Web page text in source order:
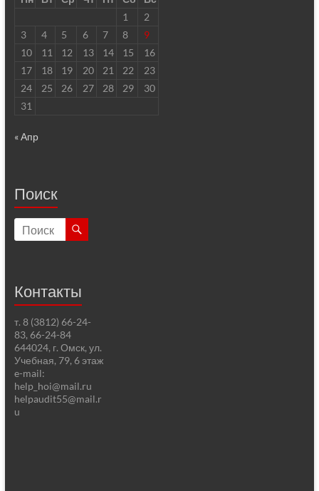
1
2
3
4 5 6 7 8
9
10
11 12 13 14 15
16
17
18 19 20 21 22
23
24
25 26 27 28 29
30
31
« Апр
Поиск
Контакты
т. 8 (3812) 66-24-
83, 66-24-84
644024, г. Омск, ул.
Учебная, 79, 6 этаж
e-mail:
help_hoi@mail.ru
helpaudit55@mail.r
u